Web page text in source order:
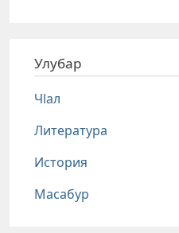
Улубар
Чlал
Литература
История
Масабур